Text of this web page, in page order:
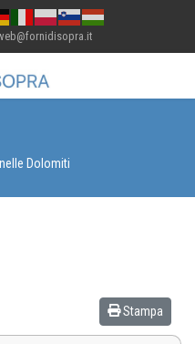
Dolomiti
Stampa